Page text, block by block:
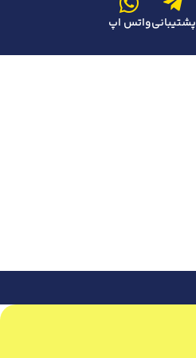
پشتیبانیواتس اپ